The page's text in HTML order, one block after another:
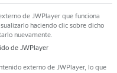
de JWPlayerque funciona
haciendo clic sobre dicho
nuevamente.
de JWPlayer
externo de JWPlayer, lo que